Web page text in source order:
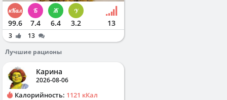
99.6 7.4 6.4 3.2 13
3
13
Лучшие рационы
Карина
2026-08-06
Калорийность: 1121 кКал